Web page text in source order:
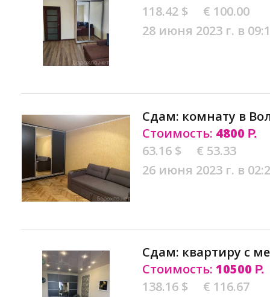
118.42 $
€ 100.00
28 июня 2023 г. в
Сдам: комнату в
Стоимость: 4800 Р.
63.16 $
€ 53.33
26 июня 2023 г. в
Сдам: квартиру с
Стоимость: 10500 Р.
138.16 $
€ 116.67